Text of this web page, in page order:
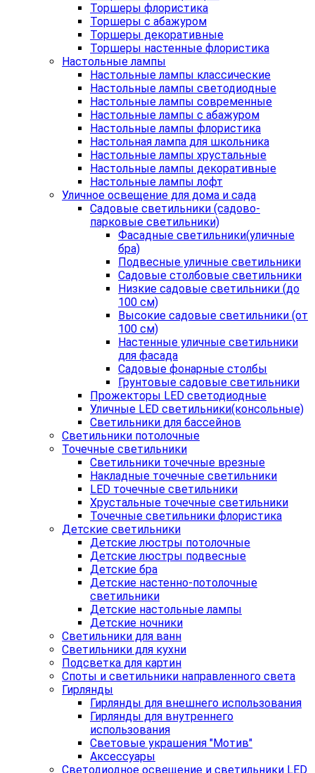
Торшеры флористика
Торшеры с абажуром
Торшеры декоративные
Торшеры настенные флористика
Настольные лампы
Настольные лампы классические
Настольные лампы светодиодные
Настольные лампы современные
Настольные лампы с абажуром
Настольные лампы флористика
Настольная лампа для школьника
Настольные лампы хрустальные
Настольные лампы декоративные
Настольные лампы лофт
Уличное освещение для дома и сада
Садовые светильники (садово-
парковые светильники)
Фасадные светильники(уличные
бра)
Подвесные уличные светильники
Садовые столбовые светильники
Низкие садовые светильники (до
100 см)
Высокие садовые светильники (от
100 см)
Настенные уличные светильники
для фасада
Садовые фонарные столбы
Грунтовые садовые светильники
Прожекторы LED светодиодные
Уличные LED светильники(консольные)
Светильники для бассейнов
Светильники потолочные
Точечные светильники
Светильники точечные врезные
Накладные точечные светильники
LED точечные светильники
Хрустальные точечные светильники
Точечные светильники флористика
Детские светильники
Детские люстры потолочные
Детские люстры подвесные
Детские бра
Детские настенно-потолочные
светильники
Детские настольные лампы
Детские ночники
Светильники для ванн
Светильники для кухни
Подсветка для картин
Споты и светильники направленного света
Гирлянды
Гирлянды для внешнего использования
Гирлянды для внутреннего
использования
Световые украшения "Мотив"
Аксессуары
Светодиодное освещение и светильники LED